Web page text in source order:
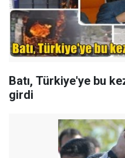
Batı, Türkiye'ye bu
girdi